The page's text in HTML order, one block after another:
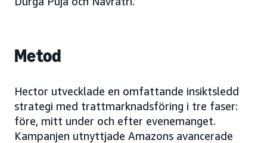
Metod
Hector utvecklade en omfattande insiktsledd
strategi med trattmarknadsföring i tre faser:
före, mitt under och efter evenemanget.
Kampanjen utnyttjade Amazons avancerade